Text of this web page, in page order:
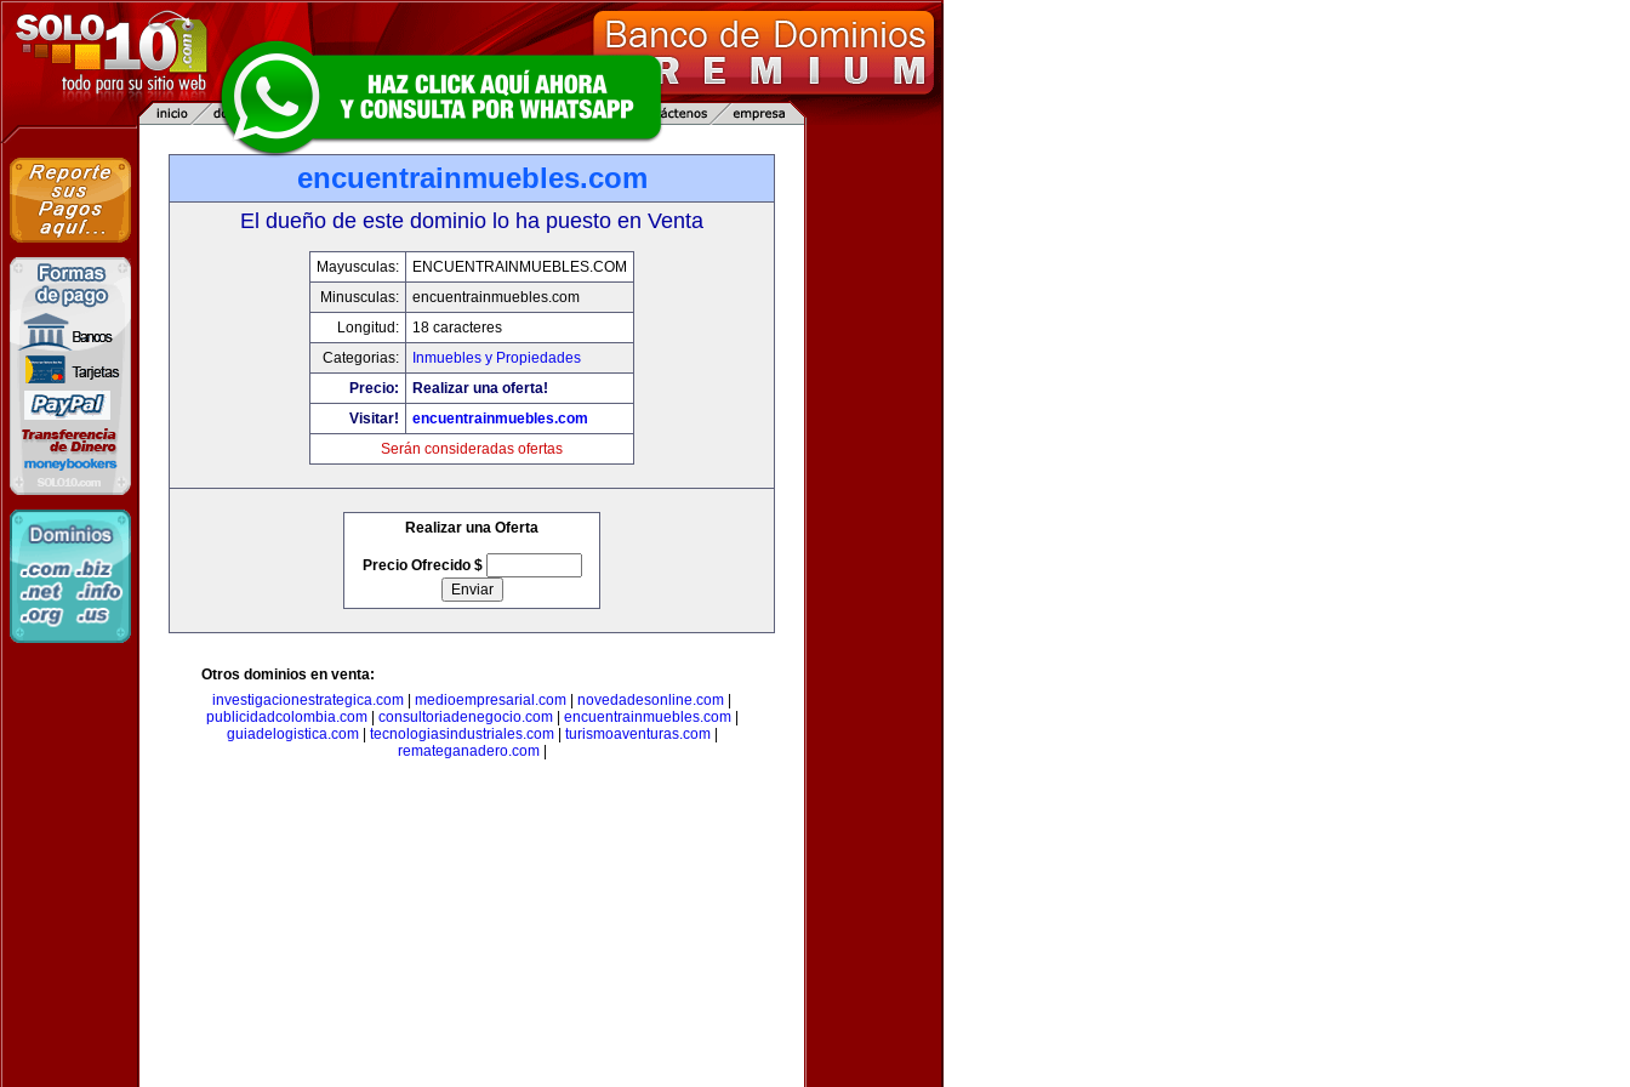
encuentrainmuebles.com
El dueño de este dominio lo ha puesto en Venta
Mayusculas:
ENCUENTRAINMUEBLES.COM
Minusculas:
encuentrainmuebles.com
Longitud:
18 caracteres
Categorias:
Inmuebles y Propiedades
Precio:
Realizar una oferta!
Visitar!
encuentrainmuebles.com
Serán consideradas ofertas
Realizar una Oferta
Precio Ofrecido $
Otros dominios en venta:
investigacionestrategica.com
medioempresarial.com novedadesonline.com
publicidadcolombia.com| consultoriadenegocio.com| encuentrainmuebles.com|
guiadelogistica.com| tecnologiasindustriales.com| turismoaventuras.com|
remateganadero.com|